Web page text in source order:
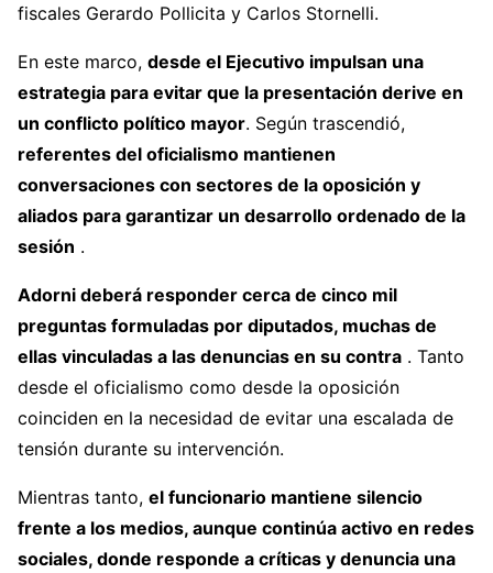
fiscales Gerardo Pollicita y Carlos Stornelli.
En este marco, desde el Ejecutivo impulsan una
estrategia para evitar que la presentación derive en
un conflicto político mayor. Según trascendió,
referentes del oficialismo mantienen
conversaciones con sectores de la oposición y
aliados para garantizar un desarrollo ordenado de la
sesión .
Adorni deberá responder cerca de cinco mil
preguntas formuladas por diputados, muchas de
ellas vinculadas a las denuncias en su contra . Tanto
desde el oficialismo como desde la oposición
coinciden en la necesidad de evitar una escalada de
tensión durante su intervención.
Mientras tanto, el funcionario mantiene silencio
frente a los medios, aunque continúa activo en redes
sociales, donde responde a críticas y denuncia una